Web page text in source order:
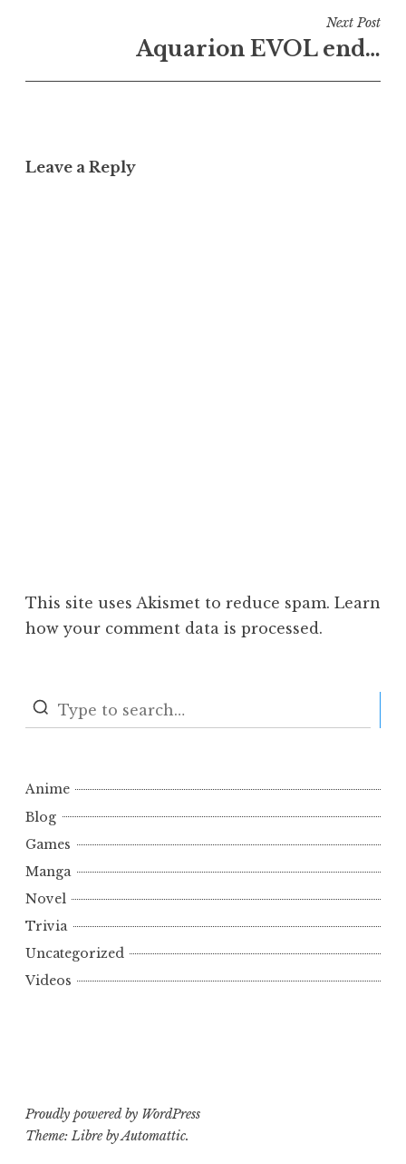
Next Post
Aquarion EVOL end…
Leave a Reply
This site uses Akismet to reduce spam. Learn
how your comment data is processed.
Anime
Blog
Games
Manga
Novel
Trivia
Uncategorized
Videos
Proudly powered by WordPress
Theme: Libre byAutomattic.